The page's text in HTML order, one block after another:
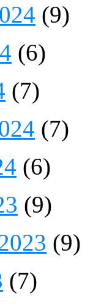
(9)
(6)
(7)
(7)
(6)
(9)
(9)
(7)